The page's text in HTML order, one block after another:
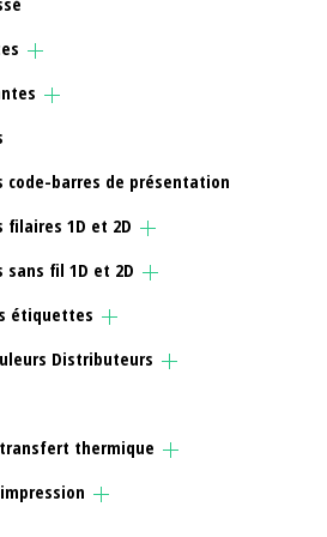
code-barres de présentation
filaires 1D et 2D
sans fil 1D et 2D
étiquettes
Distributeurs
thermique